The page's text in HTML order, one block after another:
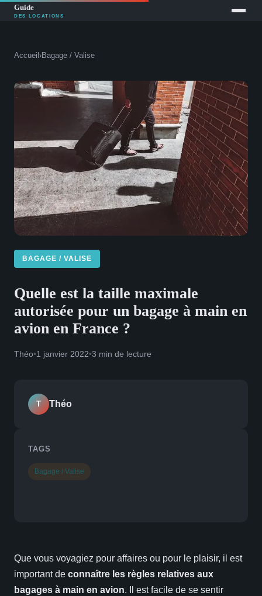
Accueil ›Bagage / Valise
BAGAGE / VALISE
Quelle est la taille maximale
autorisée pour un bagage à main en
avion en France ?
Théo•1 janvier 2022•3 min de lecture
Que vous voyagiez pour affaires ou pour le plaisir, il est
important de connaître les règles relatives aux
bagages à main en avion. Il est facile de se sentir
T Théo
TAGS
Bagage / Valise